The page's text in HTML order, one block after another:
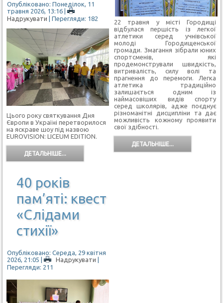
Опубліковано: Понеділок, 11
травня 2026, 13:16 |
Надрукувати
| Перегляди: 182
Цього року святкування Дня
Європи в Україні перетворилося
на яскраве шоу під назвою
EUROVISION: LICEUM EDITION.
ДЕТАЛЬНІШЕ...
22 травня у місті Городищі
відбулася першість із легкої
атлетики серед учнівської
молоді Городищенської
громади. Змагання зібрали юних
спортсменів, які
продемонстрували швидкість,
витривалість, силу волі та
прагнення до перемоги. Легка
атлетика традиційно
залишається одним із
наймасовіших видів спорту
серед школярів, адже поєднує
різноманітні дисципліни та дає
можливість кожному проявити
свої здібності.
ДЕТАЛЬНІШЕ...
40 років
пам’яті: квест
«Слідами
стихії»
Опубліковано: Середа, 29 квітня
2026, 21:05
| Надрукувати
Перегляди: 211